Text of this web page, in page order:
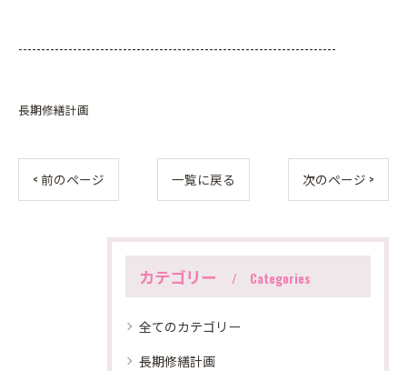
----------------------------------------------------------------------
長期修繕計画
< 前のページ 一覧に戻る 次のページ >
カテゴリー Categories
全てのカテゴリー
長期修繕計画